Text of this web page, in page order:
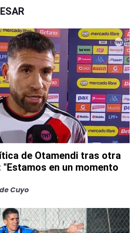
de Otamendi tras otra
en un momento
Cuyo